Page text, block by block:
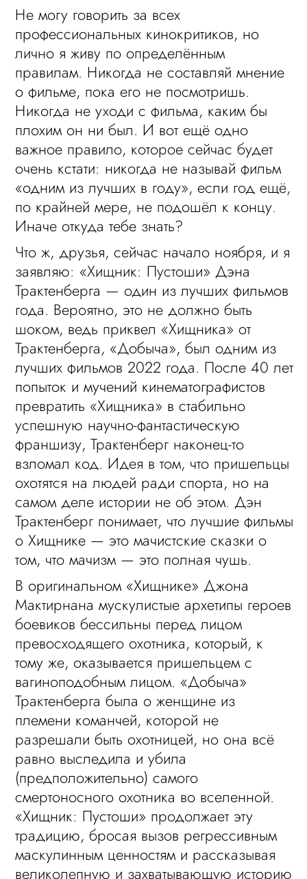
Не могу говорить за всех
профессиональных кинокритиков, но
лично я живу по определённым
правилам. Никогда не составляй мнение
о фильме, пока его не посмотришь.
Никогда не уходи с фильма, каким бы
плохим он ни был. И вот ещё одно
важное правило, которое сейчас будет
очень кстати: никогда не называй фильм
«одним из лучших в году», если год ещё,
по крайней мере, не подошёл к концу.
Иначе откуда тебе знать?
Что ж, друзья, сейчас начало ноября, и я
заявляю: «Хищник: Пустоши» Дэна
Трактенберга — один из лучших фильмов
года. Вероятно, это не должно быть
шоком, ведь приквел «Хищника» от
Трактенберга, «Добыча», был одним из
лучших фильмов 2022 года. После 40 лет
попыток и мучений кинематографистов
превратить «Хищника» в стабильно
успешную научно-фантастическую
франшизу, Трактенберг наконец-то
взломал код. Идея в том, что пришельцы
охотятся на людей ради спорта, но на
самом деле истории не об этом. Дэн
Трактенберг понимает, что лучшие фильмы
о Хищнике — это мачистские сказки о
том, что мачизм — это полная чушь.
В оригинальном «Хищнике» Джона
Мактирнана мускулистые архетипы героев
боевиков бессильны перед лицом
превосходящего охотника, который, к
тому же, оказывается пришельцем с
вагиноподобным лицом. «Добыча»
Трактенберга была о женщине из
племени команчей, которой не
разрешали быть охотницей, но она всё
равно выследила и убила
(предположительно) самого
смертоносного охотника во вселенной.
«Хищник: Пустоши» продолжает эту
традицию, бросая вызов регрессивным
маскулинным ценностям и рассказывая
великолепную и захватывающую историю